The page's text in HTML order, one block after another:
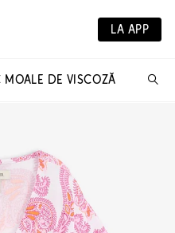
LA APP
MOALE DE VISCOZĂ